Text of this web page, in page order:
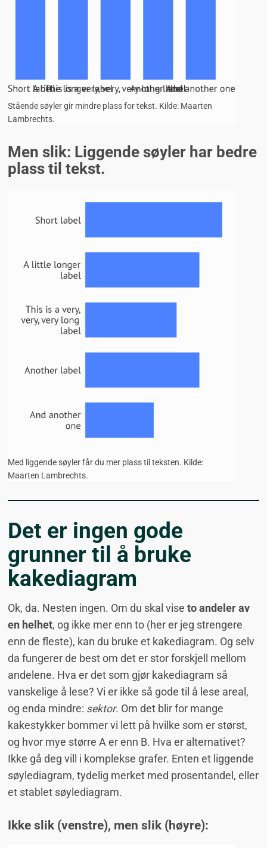
Stående søyler gir mindre plass for tekst. Kilde: Maarten
Lambrechts.
Men slik: Liggende søyler har bedre
plass til tekst.
Med liggende søyler får du mer plass til teksten. Kilde:
Maarten Lambrechts.
Det er ingen gode
grunner til å bruke
kakediagram
Ok, da. Nesten ingen. Om du skal vise to andeler av
en helhet, og ikke mer enn to (her er jeg strengere
enn de fleste), kan du bruke et kakediagram. Og selv
da fungerer de best om det er stor forskjell mellom
andelene. Hva er det som gjør kakediagram så
vanskelige å lese? Vi er ikke så gode til å lese areal,
og enda mindre: sektor. Om det blir for mange
kakestykker bommer vi lett på hvilke som er størst,
og hvor mye større A er enn B. Hva er alternativet?
Ikke gå deg vill i komplekse grafer. Enten et liggende
søylediagram, tydelig merket med prosentandel, eller
et stablet søylediagram.
Ikke slik (venstre), men slik (høyre):